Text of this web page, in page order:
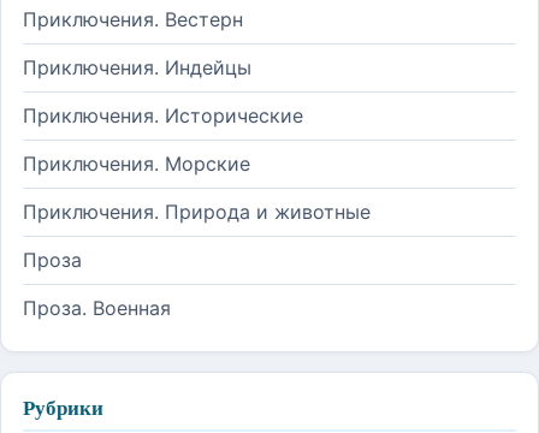
Приключения. Вестерн
Приключения. Индейцы
Приключения. Исторические
Приключения. Морские
Приключения. Природа и животные
Проза
Проза. Военная
Рубрики